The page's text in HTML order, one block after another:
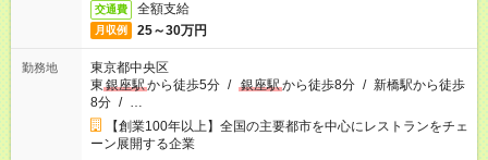
交通費 全額支給
月収例 25～30万円
勤務地
東京都中央区
東 銀座駅から徒歩5分 / 銀座駅から徒歩8分 / 新橋駅から徒歩
8分 / …
【創業100年以上】全国の主要都市を中心にレストランをチェ
ーン展開する企業